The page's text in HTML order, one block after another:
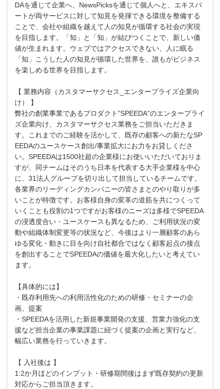
DAを通じて企業へ、NewsPicksを通じて個人へと、エキスパ
ートが両サービスに対して知見を発揮できる環境を整備する
ことで、会社や組織を越えて人の知見が循環する社会の実現
を目指します。「知」と「知」が結びつくことで、新しい価
値が生まれます。ウェブではアクセスできない、人に眠る
「知」こうした人の知見が循環した世界を、誰もがビジネス
を楽しめる世界を目指します。
【 業務内容（カスタマーサクセス_エンタープライズ企業向
け） 】
弊社の創業事業であるプロダクト”SPEEDA”のエンタープライ
ズ企業向け、カスタマーサクセス業務をご担当いただきま
す。これまでのご経験を活かして、既存の顧客への新たなSP
EEDAのユースケース創出/事業拡大にお力をお貸しくださ
い。SPEEDAは1500社超の企業様にお使いいただいておりま
すが、同チームはそのうち日本を代表する大手企業様を中心
に、31法人グループを切り出して担当しているチームです。
各業界のリーディングカンパニーの皆さまとのやり取りが多
いことが特徴です。お客様自身の変革の道筋を共につくって
いくことも役割の1つですがお客様のニーズは多様でSPEEDA
の浸透度合い・ユースケースも異なるため、ご利用状況の変
動や組織体制変更等の状況など、今後はより一層顧客のあら
ゆる変化・動きに目を向け自社都合ではなく顧客起点の接点
を創出することでSPEEDAの価値を最大化したいと考えてい
ます。
【具体的には】
・既存利用先への利用活性化のための研修・セミナーの企
画、提案
・SPEEDAを活用した新規事業開発の支援、営業力強化の支
援など担当企業の事業課題に紐づく提案の企画と実行など、
幅広い業務を行っていきます。
【 入社後は 】
1:2か月ほどのインプット・研修期間後はまず既存契約の更新
対応からご担当頂きます。